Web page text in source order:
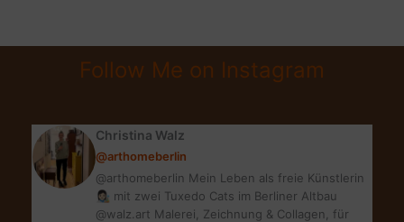
DIE
WASCHMASCHINE?
Follow Me on Instagram
Christina Walz
@arthomeberlin
@arthomeberlin Mein Leben als freie Künstlerin
👩🏻‍🎨 mit zwei Tuxedo Cats im Berliner Altbau
@walz.art Malerei, Zeichnung & Collagen, für